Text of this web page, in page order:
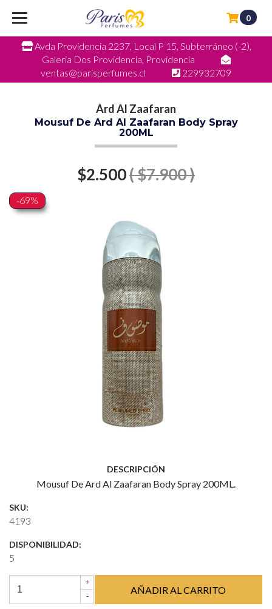
Avda Providencia 2237, Local P 15, Subterráneo (-2),
Galeria Dos Providencia, Providencia
ventas@parisperfumes.cl
229932709
0
Ard Al Zaafaran
Mousuf De Ard Al Zaafaran Body Spray
200ML
$2.500( $7.900 )
-69%
DESCRIPCIÓN
Mousuf De Ard Al Zaafaran Body Spray 200ML.
SKU:
4193
DISPONIBILIDAD:
5
+
-